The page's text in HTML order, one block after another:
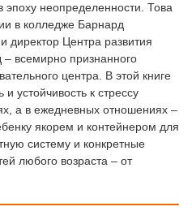
эпоху неопределенности. Това
в колледже Барнард
директор Центра развития
всемирно признанного
центра. В этой книге
устойчивость к стрессу
а в ежедневных отношениях –
якорем и контейнером для
систему и конкретные
любого возраста – от